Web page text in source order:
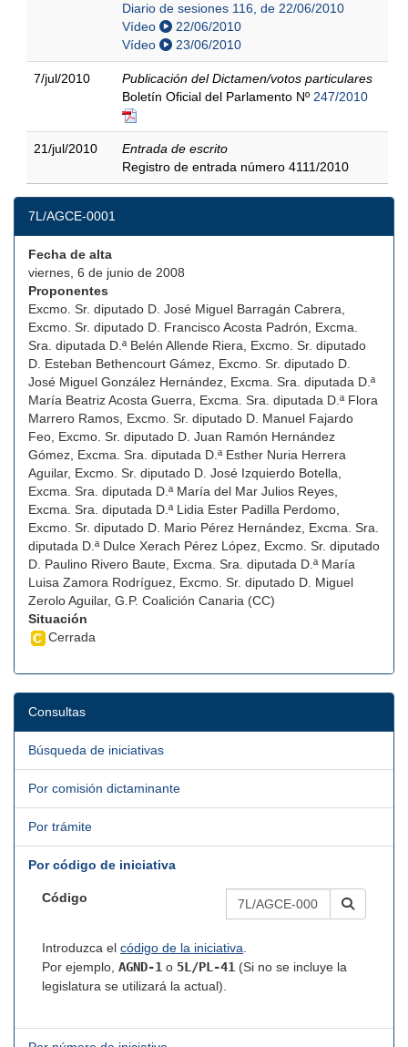
Diario de sesiones 116, de 22/06/2010
Vídeo
22/06/2010
Vídeo
23/06/2010
7/jul/2010
Publicación del Dictamen/votos particulares
Boletín Oficial del Parlamento Nº 247/2010
21/jul/2010
Entrada de escrito
Registro de entrada número 4111/2010
7L/AGCE-0001
Fecha de alta
viernes, 6 de junio de 2008
Proponentes
Excmo. Sr. diputado D. José Miguel Barragán Cabrera,
Excmo. Sr. diputado D. Francisco Acosta Padrón, Excma.
Sra. diputada D.ª Belén Allende Riera, Excmo. Sr. diputado
D. Esteban Bethencourt Gámez, Excmo. Sr. diputado D.
José Miguel González Hernández, Excma. Sra. diputada D.ª
María Beatriz Acosta Guerra, Excma. Sra. diputada D.ª Flora
Marrero Ramos, Excmo. Sr. diputado D. Manuel Fajardo
Feo, Excmo. Sr. diputado D. Juan Ramón Hernández
Gómez, Excma. Sra. diputada D.ª Esther Nuria Herrera
Aguilar, Excmo. Sr. diputado D. José Izquierdo Botella,
Excma. Sra. diputada D.ª María del Mar Julios Reyes,
Excma. Sra. diputada D.ª Lidia Ester Padilla Perdomo,
Excmo. Sr. diputado D. Mario Pérez Hernández, Excma. Sra.
diputada D.ª Dulce Xerach Pérez López, Excmo. Sr. diputado
D. Paulino Rivero Baute, Excma. Sra. diputada D.ª María
Luisa Zamora Rodríguez, Excmo. Sr. diputado D. Miguel
Zerolo Aguilar, G.P. Coalición Canaria (CC)
Situación
Cerrada
Consultas
Búsqueda de iniciativas
Por comisión dictaminante
Por trámite
Por código de iniciativa
Código
Introduzca el código de la iniciativa.
Por ejemplo, AGND-1 o 5L/PL-41 (Si no se incluye la
legislatura se utilizará la actual).